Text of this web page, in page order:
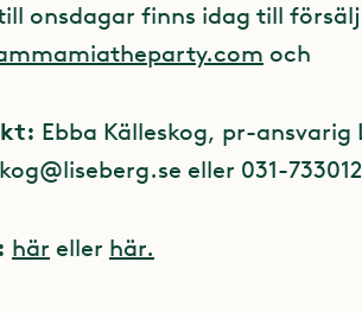
onsdagar finns idag till
och
Ebba Källeskog, pr-ansvarig
eller 031-
här eller här.